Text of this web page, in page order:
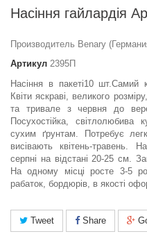
Насіння гайлардія
Производитель Benary
Артикул 2395П
Насіння в пакеті10
Квіти яскраві, великого
та тривале з червня до
Посухостійка, світлолюбива
сухим ґрунтам. Потребує
висівають квітень-травень.
серпні на відстані 20-25 см.
На одному місці росте 3-5
рабаток, бордюрів, в якості
Tweet Share